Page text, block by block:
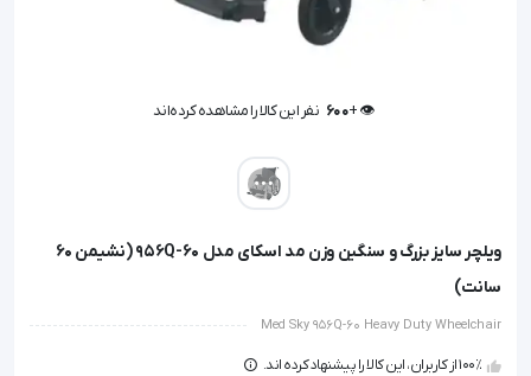
👁️ +
600 نفر این کالا را مشاهده کرده‌اند
ویلچر سایز بزرگ و سنگین وزن مد اسکای مدل 956Q-60 (نشیمن 60
سانت)
Med Sky 956Q-60 Heavy Duty Wheelchair
100٪ از کاربران، این کالا را پیشنهاد کرده اند.